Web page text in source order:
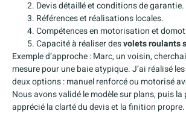
Devis détaillé et conditions de garantie.
Références et réalisations locales.
Compétences en motorisation et
Capacité à réaliser desvolets roulants
Exemple d’approche : Marc, un voisin,
mesure pour une baie atypique. J’ai réalisé
deux options : manuel renforcé ou motorisé
Nous avons validé le modèle sur plans, puis la
apprécié la clarté du devis et la finition propre.